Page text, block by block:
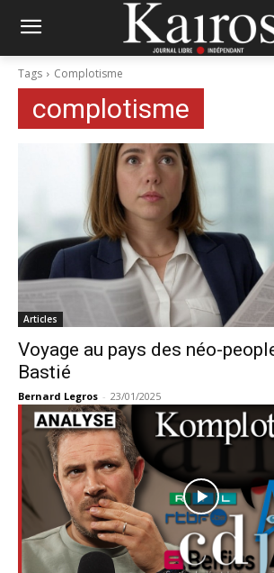
Tags Complotisme
complotisme
Articles
Voyage au pays des néo-
Bastié
Bernard Legros - 23/01/2025